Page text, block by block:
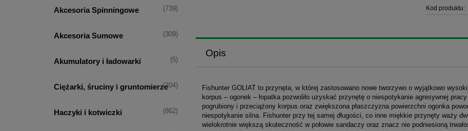
Akcesoria Spinningowe (739)
Akcesoria Sumowe (309)
Akumulatory i ładowarki (5)
Ciężarki, śruciny i gruntomierze(204)
Haczyki i kotwiczki (862)
Kod produktu:
Opis
Fishunter GOLIAT to przynęta, w której zastosowano nowe tworzywo o wyjątkowo
korpus – ogonek – łopatka pozwoliło uzyskać przynętę o niespotykanie agresywnej
pogrubiony i przeciążony korpus oraz zwiększona płaszczyzna powierzchni ogonka
niespotykanie silna. Fishunter przy tej samej długości, co inne miękkie przynęty waży
wielokrotnie większą skuteczność w połowie sandaczy oraz znacz nie podniesioną